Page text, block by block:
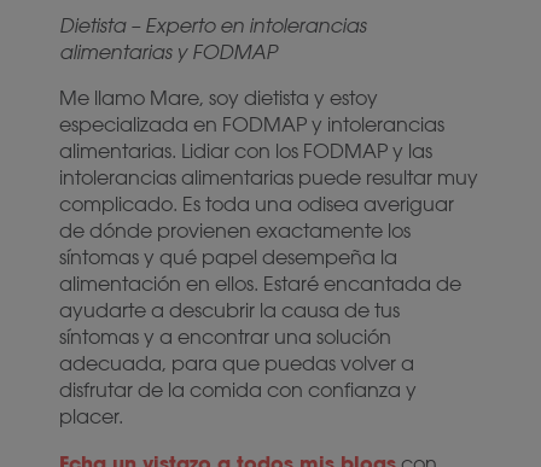
Dietista – Experto en intolerancias
alimentarias y FODMAP
Me llamo Mare, soy dietista y estoy
especializada en FODMAP y intolerancias
alimentarias. Lidiar con los FODMAP y las
intolerancias alimentarias puede resultar muy
complicado. Es toda una odisea averiguar
de dónde provienen exactamente los
síntomas y qué papel desempeña la
alimentación en ellos. Estaré encantada de
ayudarte a descubrir la causa de tus
síntomas y a encontrar una solución
adecuada, para que puedas volver a
disfrutar de la comida con confianza y
placer.